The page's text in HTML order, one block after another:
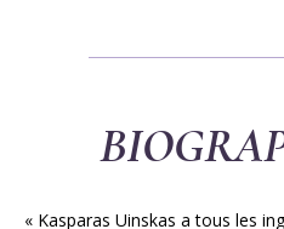
« Kasparas Uinskas a tous les